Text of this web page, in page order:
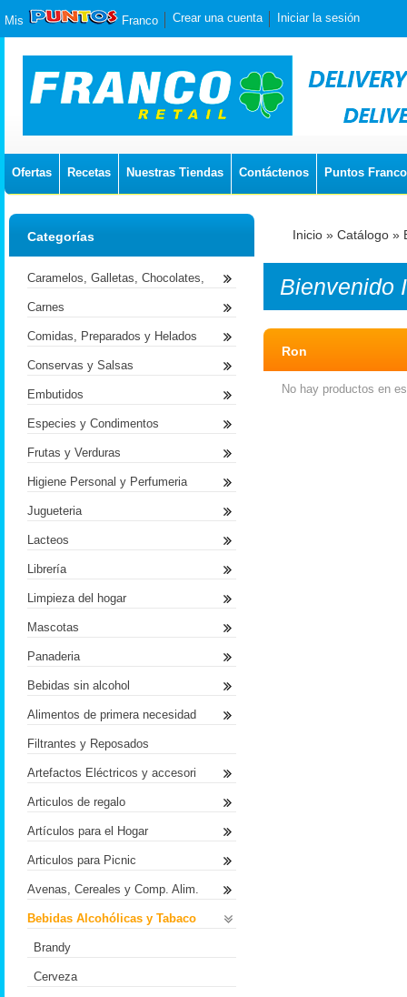
Mis Franco Crear una cuenta Iniciar la sesión
Ofertas Recetas Nuestras Tiendas Contáctenos Puntos Franco
Inicio » Catálogo »
Bienvenido
Ron
No hay productos en
Categorías
Caramelos, Galletas, Chocolates,
Carnes
Comidas, Preparados y Helados
Conservas y Salsas
Embutidos
Especies y Condimentos
Frutas y Verduras
Higiene Personal y Perfumeria
Jugueteria
Lacteos
Librería
Limpieza del hogar
Mascotas
Panaderia
Bebidas sin alcohol
Alimentos de primera necesidad
Filtrantes y Reposados
Artefactos Eléctricos y accesori
Articulos de regalo
Artículos para el Hogar
Articulos para Picnic
Avenas, Cereales y Comp. Alim.
Bebidas Alcohólicas y Tabaco
Brandy
Cerveza